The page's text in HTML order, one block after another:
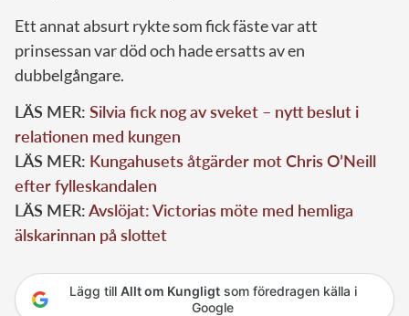
Ett annat absurt rykte som fick fäste var att
prinsessan var död och hade ersatts av en
dubbelgångare.
LÄS MER: Silvia fick nog av sveket – nytt beslut i
relationen med kungen
LÄS MER: Kungahusets åtgärder mot Chris O’Neill
efter fylleskandalen
LÄS MER:Avslöjat: Victorias möte med hemliga
älskarinnan på slottet
Lägg till Allt om Kungligtsom föredragen källa i
Google